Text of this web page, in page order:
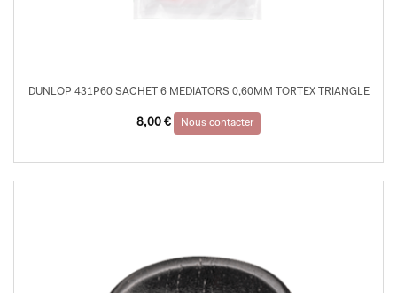
DUNLOP 431P60 SACHET 6 MEDIATORS 0,60MM TORTEX TRIANGLE
8,00 € Nous contacter